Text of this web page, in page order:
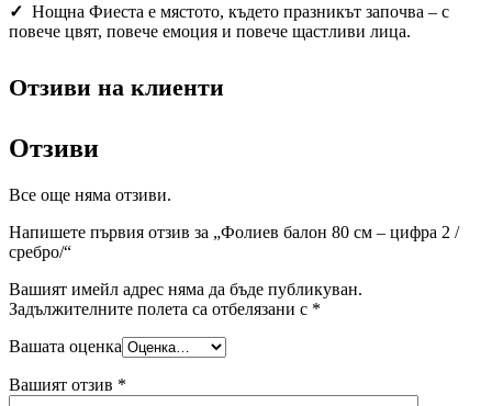
✓ Нощна Фиеста е мястото, където празникът започва – с
повече цвят, повече емоция и повече щастливи лица.
Отзиви на клиенти
Отзиви
Все още няма отзиви.
Напишете първия отзив за „Фолиев балон 80 см – цифра 2 /
сребро/“
Вашият имейл адрес няма да бъде публикуван.
Задължителните полета са отбелязани с *
Вашата оценка
Вашият отзив *